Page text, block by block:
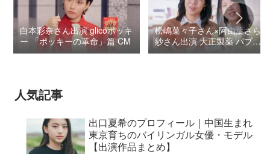
白本彩奈さん出演 glicoポッキ
ー 「ポッキーの革命」篇 CM
松嶋菜々子さん×阿由葉さら
紗さん出演 大正製薬 パブロ
ンSゴールドW『いましよう
人気記事
出口夏希のプロフィール｜中国生まれ
東京育ちのバイリンガル女優・モデル
【出演作品まとめ】